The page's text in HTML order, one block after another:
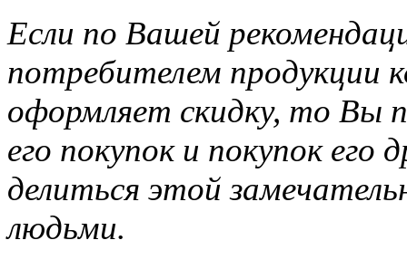
Если по Вашей
потребителем продукции
оформляет скидку, то Вы
его покупок и покупок
делиться этой
людьми.